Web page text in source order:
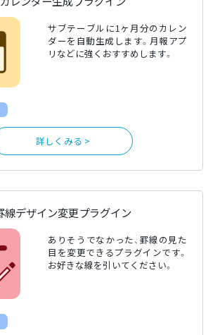
サブテーブルに1ヶ月分のカレン
ダーを自動生成します。月報アプ
リなどに強くおすすめします。
詳しくみる >
線デザイン変更プラグイン
ありそうでなかった、罫線の見た
目を変更できるプラグインです。
お好きな線を引いてください。